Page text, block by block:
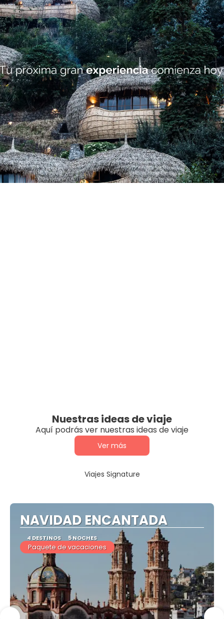
Nuestras ideas de viaje
Aquí podrás ver nuestras ideas de viaje
Ver más
Viajes Signature
NAVIDAD ENCANTADA
4 DESTINOS 5 NOCHES
Paquete de vacaciones